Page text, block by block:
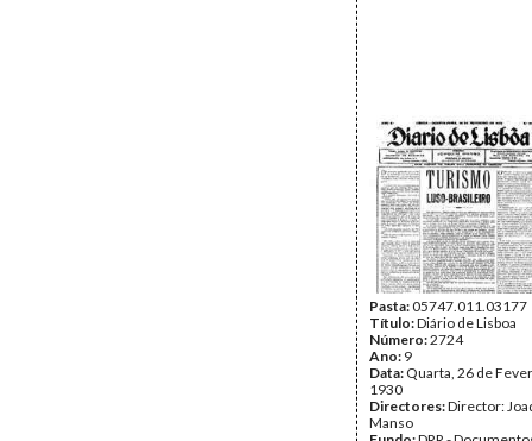
Pasta:05747.011.03177
Título:Diário de Lisboa
Número:2724
Ano: 9
Data: Quarta, 26 de
1930
Directores:Director:
Manso